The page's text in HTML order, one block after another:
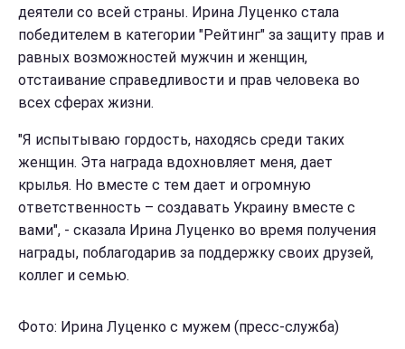
деятели со всей страны. Ирина Луценко стала
победителем в категории "Рейтинг" за защиту прав и
равных возможностей мужчин и женщин,
отстаивание справедливости и прав человека во
всех сферах жизни.
"Я испытываю гордость, находясь среди таких
женщин. Эта награда вдохновляет меня, дает
крылья. Но вместе с тем дает и огромную
ответственность – создавать Украину вместе с
вами", - сказала Ирина Луценко во время получения
награды, поблагодарив за поддержку своих друзей,
коллег и семью.
Фото: Ирина Луценко с мужем (пресс-служба)